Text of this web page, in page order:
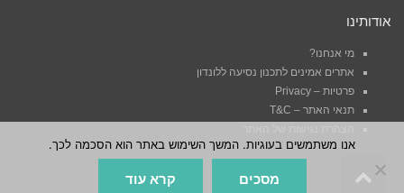
אודותינו
מי אנחנו?
אתרים אמינים לתכנון נסיעה ללונדון
פרטיות – Privacy
תנאי האתר – T&C
אנו משתמשים בעוגיות. המשך השימוש באתר הוא הסכמה לכך.
מסכים קרא עוד